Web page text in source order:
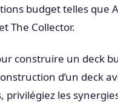
budget telles que
The Collector.
construire un deck
d’un deck
privilégiez les